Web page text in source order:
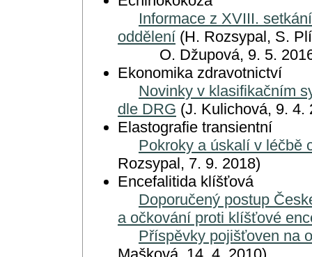
Informace z XVIII.
oddělení (H. Rozsypal, S.
O. Džupová, 9. 5.
Ekonomika zdravotnictví
Novinky v klasifikačním
dle DRG (J. Kulichová, 9. 4.
Elastografie transientní
Pokroky a úskalí v léčbě
Rozsypal, 7. 9. 2018)
Encefalitida klíšťová
Doporučený postup
a očkování proti klíšťové
Příspěvky pojišťoven na